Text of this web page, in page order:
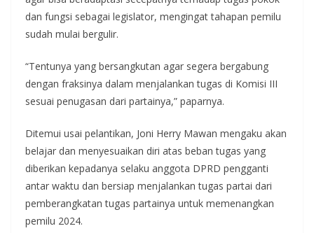
dan fungsi sebagai legislator, mengingat tahapan pemilu
sudah mulai bergulir.
“Tentunya yang bersangkutan agar segera bergabung
dengan fraksinya dalam menjalankan tugas di Komisi III
sesuai penugasan dari partainya,” paparnya.
Ditemui usai pelantikan, Joni Herry Mawan mengaku akan
belajar dan menyesuaikan diri atas beban tugas yang
diberikan kepadanya selaku anggota DPRD pengganti
antar waktu dan bersiap menjalankan tugas partai dari
pemberangkatan tugas partainya untuk memenangkan
pemilu 2024.